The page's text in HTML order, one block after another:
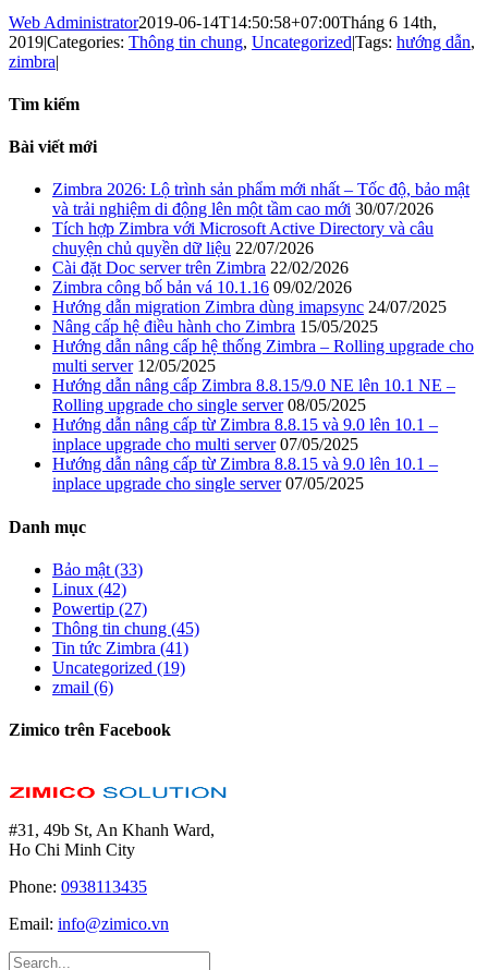
Web Administrator2019-06-14T14:50:58+07:00Tháng 6 14th,
2019|Categories: Thông tin chung, Uncategorized|Tags: hướng dẫn,
zimbra|
Tìm kiếm
Bài viết mới
Zimbra 2026: Lộ trình sản phẩm mới nhất – Tốc độ, bảo mật
và trải nghiệm di động lên một tầm cao mới 30/07/2026
Tích hợp Zimbra với Microsoft Active Directory và câu
chuyện chủ quyền dữ liệu 22/07/2026
Cài đặt Doc server trên Zimbra 22/02/2026
Zimbra công bố bản vá 10.1.16 09/02/2026
Hướng dẫn migration Zimbra dùng imapsync 24/07/2025
Nâng cấp hệ điều hành cho Zimbra 15/05/2025
Hướng dẫn nâng cấp hệ thống Zimbra – Rolling upgrade cho
multi server 12/05/2025
Hướng dẫn nâng cấp Zimbra 8.8.15/9.0 NE lên 10.1 NE –
Rolling upgrade cho single server 08/05/2025
Hướng dẫn nâng cấp từ Zimbra 8.8.15 và 9.0 lên 10.1 –
inplace upgrade cho multi server 07/05/2025
Hướng dẫn nâng cấp từ Zimbra 8.8.15 và 9.0 lên 10.1 –
inplace upgrade cho single server 07/05/2025
Danh mục
Bảo mật (33)
Linux (42)
Powertip (27)
Thông tin chung (45)
Tin tức Zimbra (41)
Uncategorized (19)
zmail (6)
Zimico trên Facebook
#31, 49b St, An Khanh Ward,
Ho Chi Minh City
Phone: 0938113435
Email: info@zimico.vn
Search